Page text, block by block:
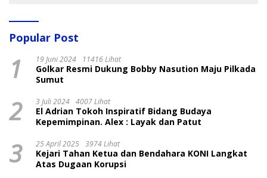
Popular Post
1 19 Juni 2024 11416 Lihat
Golkar Resmi Dukung Bobby Nasution Maju Pilkada
Sumut
2 3 Juli 2024 4007 Lihat
El Adrian Tokoh Inspiratif Bidang Budaya
Kepemimpinan. Alex : Layak dan Patut
3 25 April 2025 3974 Lihat
Kejari Tahan Ketua dan Bendahara KONI Langkat
Atas Dugaan Korupsi